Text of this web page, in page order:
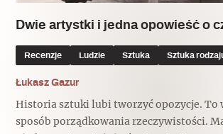
Dwie artystki i jedna opowieść o
Recenzje Ludzie Sztuka Sztuka
Łukasz Gazur
Historia sztuki lubi tworzyć opozycje. To
sposób porządkowania rzeczywistości.